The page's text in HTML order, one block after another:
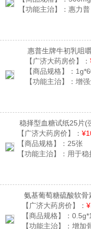
【功能主治】： 惠力普
惠普生牌牛初乳咀
【广济大药房价】：
【商品规格】：
【功能主治】： 增强
稳择型血糖试纸25片(
【广济大药房价】：
【商品规格】： 25张
【功能主治】： 用于稳
氨基葡萄糖硫酸软骨
【广济大药房价】：
【商品规格】：
【功能主治】： 增加